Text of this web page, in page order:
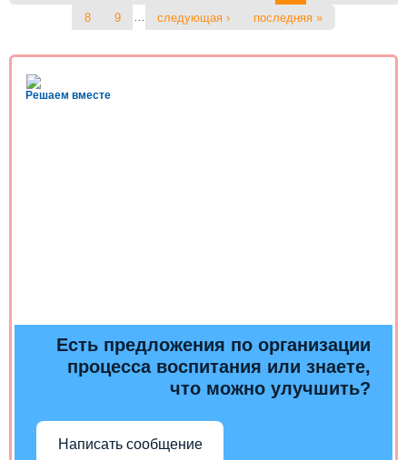
8
9 следующая › последняя »
Решаем вместе
Есть предложения по организации
процесса воспитания или знаете,
что можно улучшить?
Написать сообщение